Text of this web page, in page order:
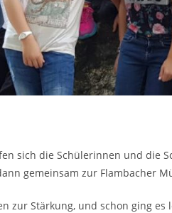
sich die Schülerinnen und die
gemeinsam zur Flambacher
zur Stärkung, und schon ging